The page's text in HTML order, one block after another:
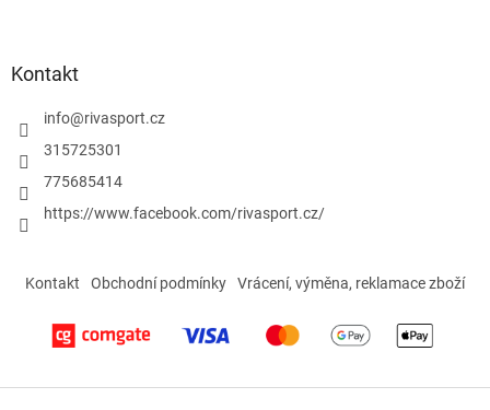
Kontakt
info@rivasport.cz
315725301
775685414
https://www.facebook.com/rivasport.cz/
Kontakt Obchodní podmínky Vrácení, výměna, reklamace zboží